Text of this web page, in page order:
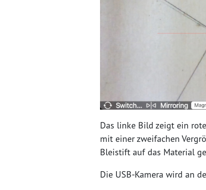
Das linke Bild zeigt ein
mit einer zweifachen
Bleistift auf das Material
Die USB-Kamera wird an